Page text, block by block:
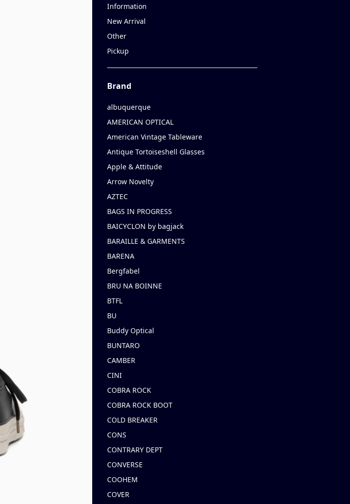
Information
New Arrival
Other
Pickup
Brand
albuquerque
AMERICAN OPTICAL
American Vintage Tableware
Antique Tortoiseshell Glasses
Apple & Attitude
Arrow Novelty
AZTEC
BAGS IN PROGRESS
BAICYCLON by bagjack
BARAILLE & GARMENTS
BARENA
Bergfabel
BRU NA BOINNE
BTFL
BU
Buddy Optical
BUNTARO
CAMBER
CINI
COBRA ROCK
COBRA ROCK BOOT
COLD BREAKER
CONS
CONTRARY DEPT
CONVERSE
COOHEM
COVER